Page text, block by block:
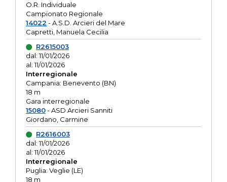
O.R. Individuale
Campionato Regionale
14022 - A.S.D. Arcieri del Mare
Capretti, Manuela Cecilia
R2615003
dal: 11/01/2026
al: 11/01/2026
Interregionale
Campania: Benevento (BN)
18 m
Gara interregionale
15080- ASD Arcieri Sanniti
Giordano, Carmine
R2616003
dal: 11/01/2026
al: 11/01/2026
Interregionale
Puglia: Veglie (LE)
18 m